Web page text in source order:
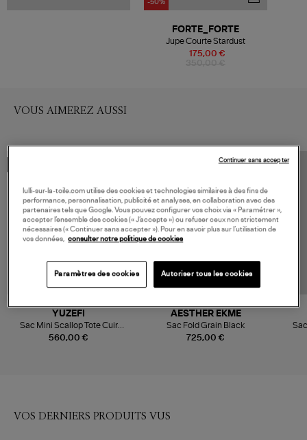
-50%
175,00 €
FORTE_FORTE
Jupe Courte Stardust
VOUS AIMEREZ AUSSI
560,00 €
YUZEFI
Sac Mini Scallop Tote Cuir
Grainé Black
725,00 €
AESTHER EKME
Sac Fold Grain Black
VOS DERNIERS PRODUITS VUS
lulli-sur-la-toile.com utilise des cookies et technologies similaires à des fins de
performance, personnalisation, publicité et analyses, en collaboration avec des
partenaires tels que Google. Vous pouvez configurer vos choix via « Paramétrer »,
accepter l’ensemble des cookies (« J’accepte ») ou refuser ceux non strictement
nécessaires (« Continuer sans accepter »). Pour en savoir plus sur l’utilisation de
vos données, consulter notre politique de cookies
Paramètres des cookies Autoriser tous les cookies
Continuer sans accepter